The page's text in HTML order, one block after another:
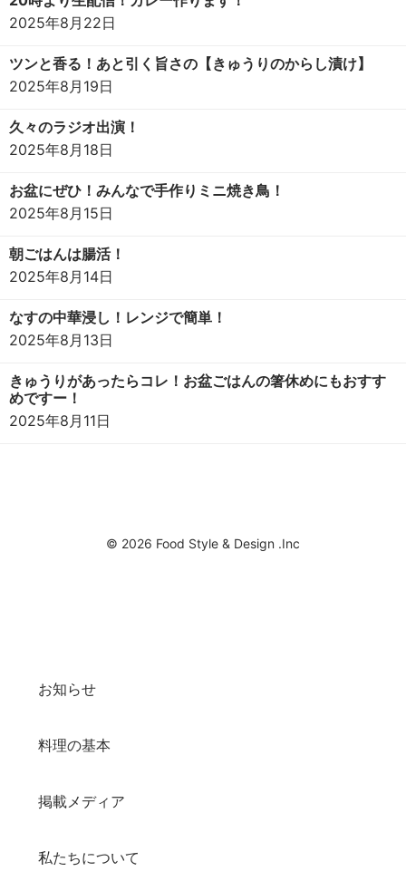
2025年8月22日
ツンと香る！あと引く旨さの【きゅうりのからし漬け】
2025年8月19日
久々のラジオ出演！
2025年8月18日
お盆にぜひ！みんなで手作りミニ焼き鳥！
2025年8月15日
朝ごはんは腸活！
2025年8月14日
なすの中華浸し！レンジで簡単！
2025年8月13日
きゅうりがあったらコレ！お盆ごはんの箸休めにもおすす
めですー！
2025年8月11日
© 2026 Food Style & Design .Inc
お知らせ
料理の基本
掲載メディア
私たちについて